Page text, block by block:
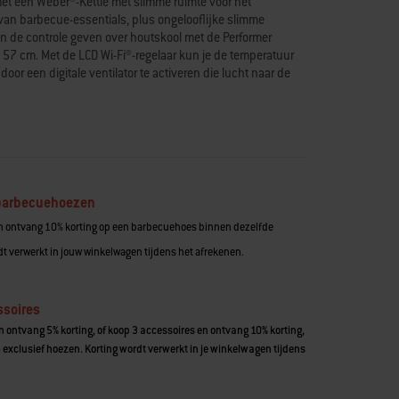
barbecue-essentials, plus ongelooflijke slimme
de controle geven over houtskool met de Performer
cm. Met de LCD Wi-Fi®-regelaar kun je de temperatuur
een digitale ventilator te activeren die lucht naar de
met de Rapidfire Assist-modus die houtskool
zijrail die geschikt is voor klikaccessoires.* Twee wielen
het makkelijk om de barbecue te verplaatsen.
dezelfde eigenschappen als de iconische Weber® Kettle,
porselein geëmailleerde afwerking die kras- en
waarmee je de temperatuur in de barbecue
One-Touch-reinigingssysteem dat as snel en makkelijk
grillrooster kan aan twee kanten omhoog worden
BBQ System-grillware, zodat je meer manieren kunt
ontvang 10% korting op een barbecuehoes binnen dezelfde
verwerkt in jouw winkelwagen tijdens het afrekenen.
ontvang 5% korting, of koop 3 accessoires en ontvang 10% korting,
exclusief hoezen. Korting wordt verwerkt in je winkelwagen tijdens